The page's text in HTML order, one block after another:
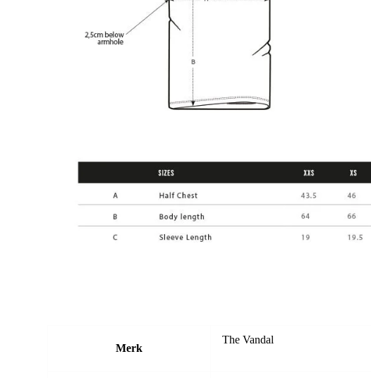
Merk
The Vandal